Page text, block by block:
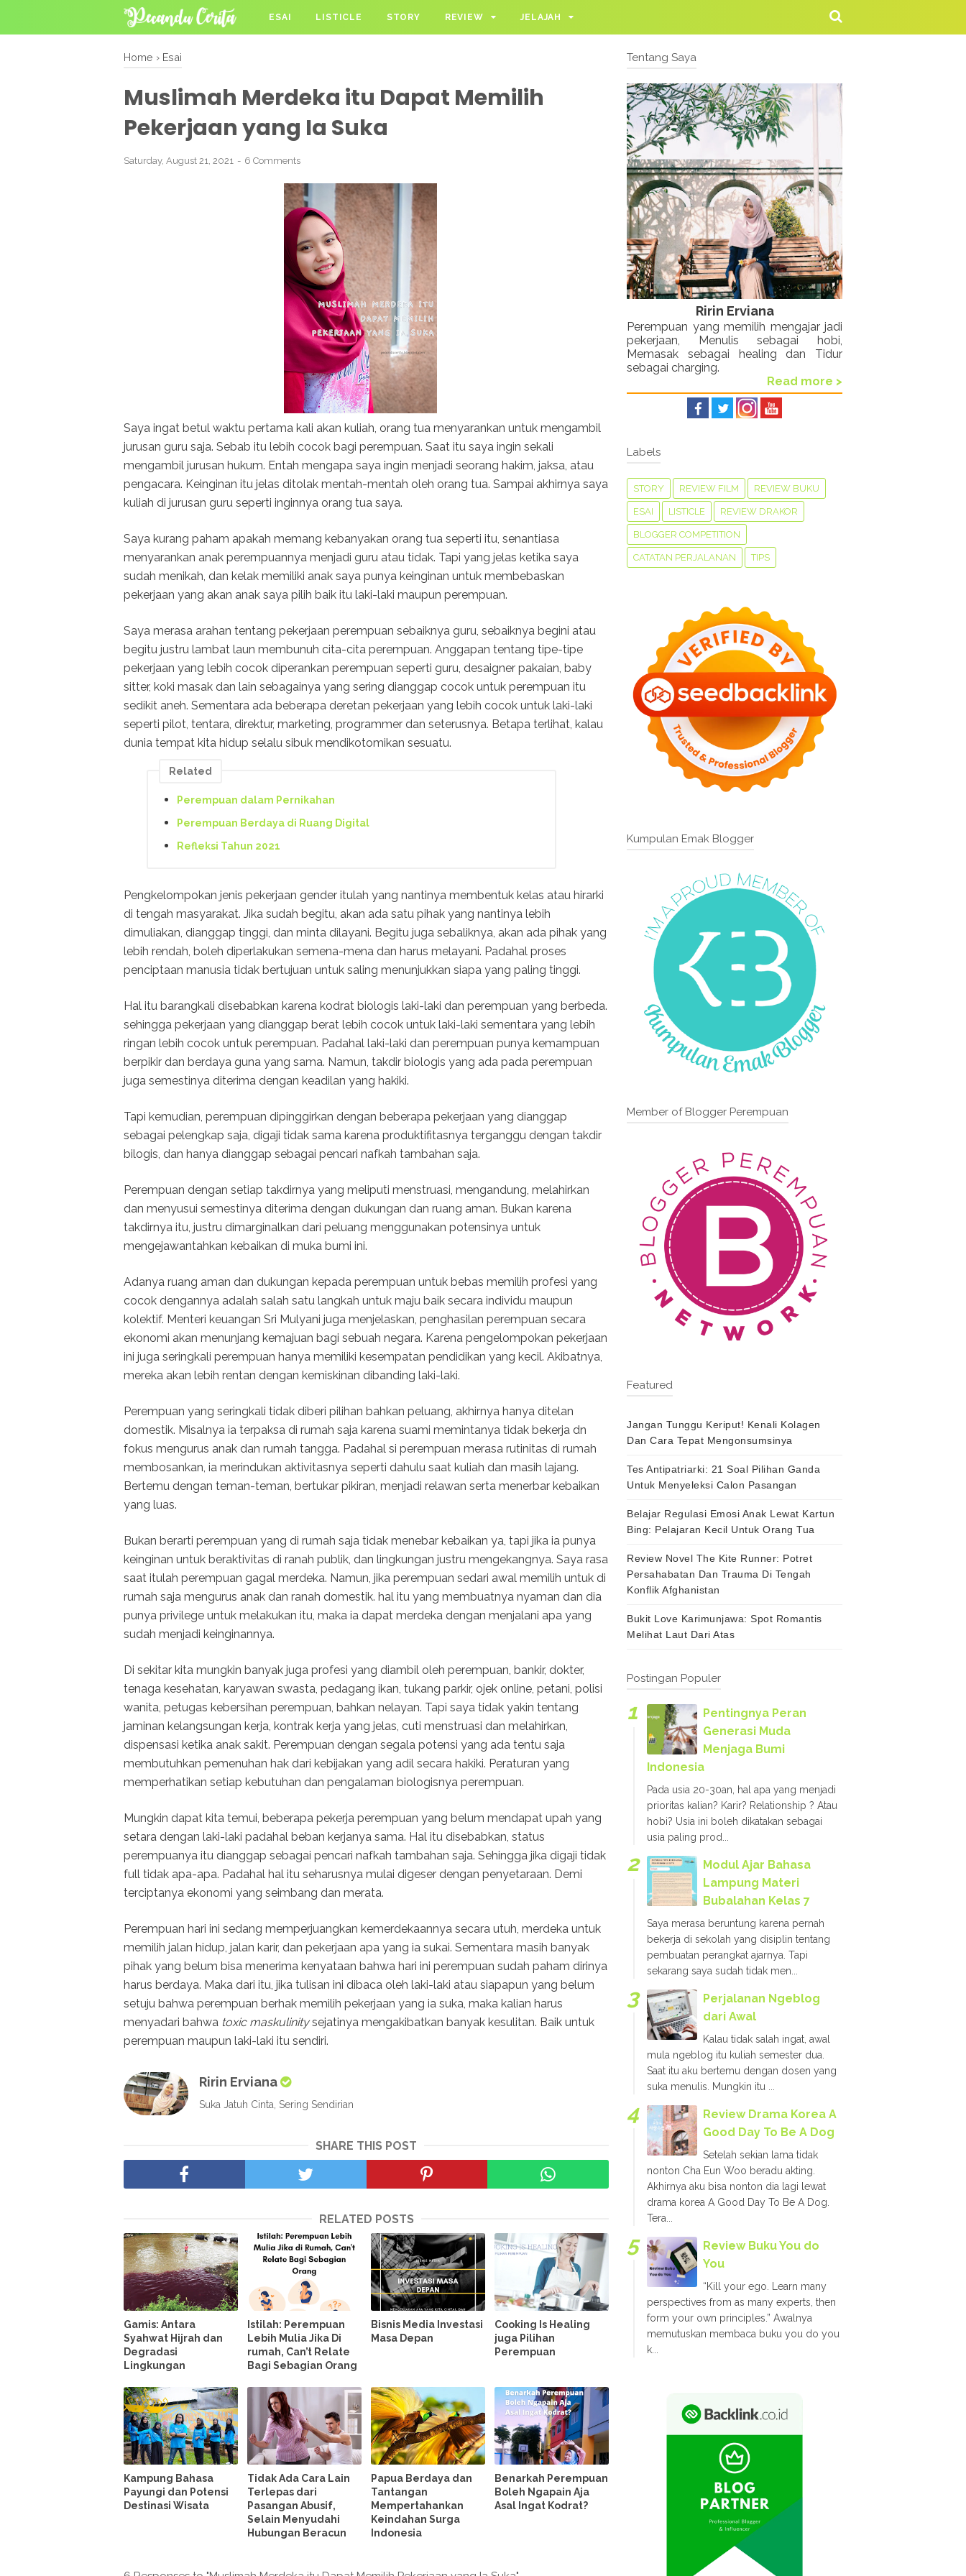
ESAI LISTICLE STORY REVIEW JELAJAH
Home › Esai
Muslimah Merdeka itu Dapat Memilih
Pekerjaan yang Ia Suka
Saturday, August 21, 2021 6 Comments
Saya ingat betul waktu pertama kali akan kuliah, orang tua menyarankan untuk mengambil
jurusan guru saja. Sebab itu lebih cocok bagi perempuan. Saat itu saya ingin sekali
mengambil jurusan hukum. Entah mengapa saya ingin menjadi seorang hakim, jaksa, atau
pengacara. Keinginan itu jelas ditolak mentah-mentah oleh orang tua. Sampai akhirnya saya
kuliah di jurusan guru seperti inginnya orang tua saya.
Saya kurang paham apakah memang kebanyakan orang tua seperti itu, senantiasa
menyarankan anak perempuannya menjadi guru atau tidak. Tapi yang jelas ketika saya
sudah menikah, dan kelak memiliki anak saya punya keinginan untuk membebaskan
pekerjaan yang akan anak saya pilih baik itu laki-laki maupun perempuan.
Saya merasa arahan tentang pekerjaan perempuan sebaiknya guru, sebaiknya begini atau
begitu justru lambat laun membunuh cita-cita perempuan. Anggapan tentang tipe-tipe
pekerjaan yang lebih cocok diperankan perempuan seperti guru, desaigner pakaian, baby
sitter, koki masak dan lain sebagainya yang sering dianggap cocok untuk perempuan itu
sedikit aneh. Sementara ada beberapa deretan pekerjaan yang lebih cocok untuk laki-laki
seperti pilot, tentara, direktur, marketing, programmer dan seterusnya. Betapa terlihat, kalau
dunia tempat kita hidup selalu sibuk mendikotomikan sesuatu.
Related
Perempuan dalam Pernikahan
Perempuan Berdaya di Ruang Digital
Refleksi Tahun 2021
Pengkelompokan jenis pekerjaan gender itulah yang nantinya membentuk kelas atau hirarki
di tengah masyarakat. Jika sudah begitu, akan ada satu pihak yang nantinya lebih
dimuliakan, dianggap tinggi, dan minta dilayani. Begitu juga sebaliknya, akan ada pihak yang
lebih rendah, boleh diperlakukan semena-mena dan harus melayani. Padahal proses
penciptaan manusia tidak bertujuan untuk saling menunjukkan siapa yang paling tinggi.
Hal itu barangkali disebabkan karena kodrat biologis laki-laki dan perempuan yang berbeda.
sehingga pekerjaan yang dianggap berat lebih cocok untuk laki-laki sementara yang lebih
ringan lebih cocok untuk perempuan. Padahal laki-laki dan perempuan punya kemampuan
berpikir dan berdaya guna yang sama. Namun, takdir biologis yang ada pada perempuan
juga semestinya diterima dengan keadilan yang hakiki.
Tapi kemudian, perempuan dipinggirkan dengan beberapa pekerjaan yang dianggap
sebagai pelengkap saja, digaji tidak sama karena produktifitasnya terganggu dengan takdir
bilogis, dan hanya dianggap sebagai pencari nafkah tambahan saja.
Perempuan dengan setiap takdirnya yang meliputi menstruasi, mengandung, melahirkan
dan menyusui semestinya diterima dengan dukungan dan ruang aman. Bukan karena
takdirnya itu, justru dimarginalkan dari peluang menggunakan potensinya untuk
mengejawantahkan kebaikan di muka bumi ini.
Adanya ruang aman dan dukungan kepada perempuan untuk bebas memilih profesi yang
cocok dengannya adalah salah satu langkah untuk maju baik secara individu maupun
kolektif. Menteri keuangan Sri Mulyani juga menjelaskan, penghasilan perempuan secara
ekonomi akan menunjang kemajuan bagi sebuah negara. Karena pengelompokan pekerjaan
ini juga seringkali perempuan hanya memiliki kesempatan pendidikan yang kecil. Akibatnya,
mereka akan lebih rentan dengan kemiskinan dibanding laki-laki.
Perempuan yang seringkali tidak diberi pilihan bahkan peluang, akhirnya hanya ditelan
domestik. Misalnya ia terpaksa di rumah saja karena suami memintanya tidak bekerja dn
fokus mengurus anak dan rumah tangga. Padahal si perempuan merasa rutinitas di rumah
membosankan, ia merindukan aktivitasnya seperti dahulu saat kuliah dan masih lajang.
Bertemu dengan teman-teman, bertukar pikiran, menjadi relawan serta menerbar kebaikan
yang luas.
Bukan berarti perempuan yang di rumah saja tidak menebar kebaikan ya, tapi jika ia punya
keinginan untuk beraktivitas di ranah publik, dan lingkungan justru mengekangnya. Saya rasa
saat itulah perempuan gagal merdeka. Namun, jika perempuan sedari awal memilih untuk di
rumah saja mengurus anak dan ranah domestik. hal itu yang membuatnya nyaman dan dia
punya privilege untuk melakukan itu, maka ia dapat merdeka dengan menjalani apa yang
sudah menjadi keinginannya.
Di sekitar kita mungkin banyak juga profesi yang diambil oleh perempuan, bankir, dokter,
tenaga kesehatan, karyawan swasta, pedagang ikan, tukang parkir, ojek online, petani, polisi
wanita, petugas kebersihan perempuan, bahkan nelayan. Tapi saya tidak yakin tentang
jaminan kelangsungan kerja, kontrak kerja yang jelas, cuti menstruasi dan melahirkan,
dispensasi ketika anak sakit. Perempuan dengan segala potensi yang ada tentu saja
membutuhkan pemenuhan hak dari kebijakan yang adil secara hakiki. Peraturan yang
memperhatikan setiap kebutuhan dan pengalaman biologisnya perempuan.
Mungkin dapat kita temui, beberapa pekerja perempuan yang belum mendapat upah yang
setara dengan laki-laki padahal beban kerjanya sama. Hal itu disebabkan, status
perempuanya itu dianggap sebagai pencari nafkah tambahan saja. Sehingga jika digaji tidak
full tidak apa-apa. Padahal hal itu seharusnya mulai digeser dengan penyetaraan. Demi
terciptanya ekonomi yang seimbang dan merata.
Perempuan hari ini sedang memperjuangkan kemerdekaannya secara utuh, merdeka untuk
memilih jalan hidup, jalan karir, dan pekerjaan apa yang ia sukai. Sementara masih banyak
pihak yang belum bisa menerima kenyataan bahwa hari ini perempuan sudah paham dirinya
harus berdaya. Maka dari itu, jika tulisan ini dibaca oleh laki-laki atau siapapun yang belum
setuju bahwa perempuan berhak memilih pekerjaan yang ia suka, maka kalian harus
menyadari bahwa toxic maskulinitysejatinya mengakibatkan banyak kesulitan. Baik untuk
perempuan maupun laki-laki itu sendiri.
Ririn Erviana
Suka Jatuh Cinta, Sering Sendirian
SHARE THIS POST
RELATED POSTS
Gamis: Antara
Syahwat Hijrah dan
Degradasi
Lingkungan
Istilah: Perempuan
Lebih Mulia Jika Di
rumah, Can’t Relate
Bagi Sebagian Orang
Bisnis Media Investasi
Masa Depan
Cooking Is Healing
juga Pilihan
Perempuan
Kampung Bahasa
Payungi dan Potensi
Destinasi Wisata
Tidak Ada Cara Lain
Terlepas dari
Pasangan Abusif,
Selain Menyudahi
Hubungan Beracun
Papua Berdaya dan
Tantangan
Mempertahankan
Keindahan Surga
Indonesia
Benarkah Perempuan
Boleh Ngapain Aja
Asal Ingat Kodrat?
Tentang Saya
Ririn Erviana
Perempuan yang memilih mengajar jadi
pekerjaan, Menulis sebagai hobi,
Memasak sebagai healing dan Tidur
sebagai charging.
Read more >
Labels
STORY REVIEW FILM REVIEW BUKU
ESAI LISTICLE REVIEW DRAKOR
BLOGGER COMPETITION
CATATAN PERJALANAN TIPS
Kumpulan Emak Blogger
Member of Blogger Perempuan
Featured
Jangan Tunggu Keriput! Kenali Kolagen
Dan Cara Tepat Mengonsumsinya
Tes Antipatriarki: 21 Soal Pilihan Ganda
Untuk Menyeleksi Calon Pasangan
Belajar Regulasi Emosi Anak Lewat Kartun
Bing: Pelajaran Kecil Untuk Orang Tua
Review Novel The Kite Runner: Potret
Persahabatan Dan Trauma Di Tengah
Konflik Afghanistan
Bukit Love Karimunjawa: Spot Romantis
Melihat Laut Dari Atas
Postingan Populer
Pentingnya Peran
Generasi Muda
Menjaga Bumi
Indonesia
Pada usia 20-30an, hal apa yang menjadi
prioritas kalian? Karir? Relationship ? Atau
hobi? Usia ini boleh dikatakan sebagai
usia paling prod...
Modul Ajar Bahasa
Lampung Materi
Bubalahan Kelas 7
Saya merasa beruntung karena pernah
bekerja di sekolah yang disiplin tentang
pembuatan perangkat ajarnya. Tapi
sekarang saya sudah tidak men...
Perjalanan Ngeblog
dari Awal
Kalau tidak salah ingat, awal
mula ngeblog itu kuliah semester dua.
Saat itu aku bertemu dengan dosen yang
suka menulis. Mungkin itu ...
Review Drama Korea A
Good Day To Be A Dog
Setelah sekian lama tidak
nonton Cha Eun Woo beradu akting.
Akhirnya aku bisa nonton dia lagi lewat
drama korea A Good Day To Be A Dog.
Tera...
Review Buku You do
You
“Kill your ego. Learn many
perspectives from as many experts, then
form your own principles.” Awalnya
memutuskan membaca buku you do you
k...